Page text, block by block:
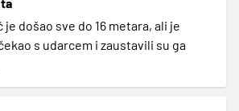
je došao sve do 16 metara, ali je
s udarcem i zaustavili su ga